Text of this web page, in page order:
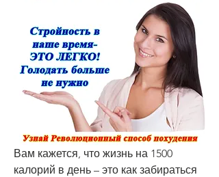
Вам кажется, что жизнь на 1500
калорий в день – это как забираться